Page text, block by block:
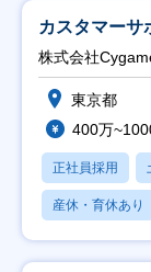
カスタマーサ
株式会社
東京都
400万
正社員採用
産休・育休あり